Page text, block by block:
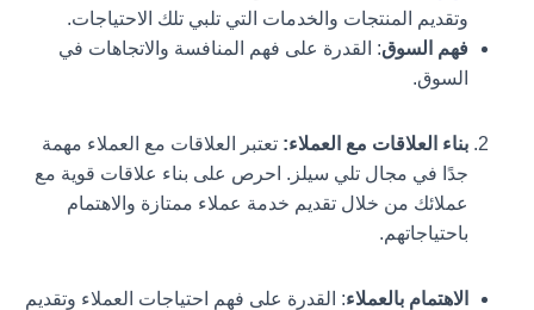
وتقديم المنتجات والخدمات التي تلبي تلك الاحتياجات.
فهم السوق: القدرة على فهم المنافسة والاتجاهات في
السوق.
بناء العلاقات مع العملاء: تعتبر العلاقات مع العملاء مهمة
جدًا في مجال تلي سيلز. احرص على بناء علاقات قوية مع
عملائك من خلال تقديم خدمة عملاء ممتازة والاهتمام
باحتياجاتهم.
الاهتمام بالعملاء: القدرة على فهم احتياجات العملاء وتقديم